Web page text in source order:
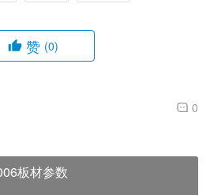
赞 (0)
0
板材参数